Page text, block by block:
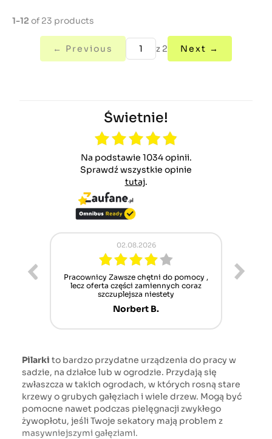
1-12 of 23 products
← Previous z 2 Next →
Świetnie!
Na podstawie 1034 opinii.
Sprawdź wszystkie opinie
tutaj.
02.08.2026
Pracownicy Zawsze chętni do pomocy ,
lecz oferta części zamiennych coraz
szczuplejsza niestety
Norbert B.
Pilarki to bardzo przydatne urządzenia do pracy w
sadzie, na działce lub w ogrodzie. Przydają się
zwłaszcza w takich ogrodach, w których rosną stare
krzewy o grubych gałęziach i wiele drzew. Mogą być
pomocne nawet podczas pielęgnacji zwykłego
żywopłotu, jeśli Twoje sekatory mają problem z
masywniejszymi gałęziami.